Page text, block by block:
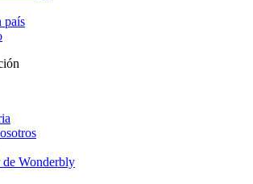
país
de Wonderbly